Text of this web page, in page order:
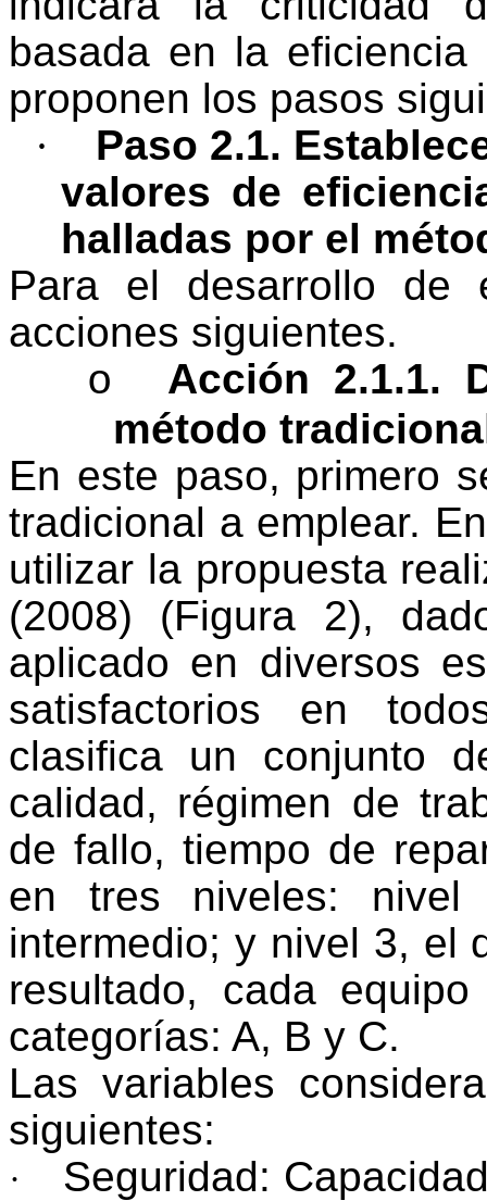
basada en la
proponen los pasos
·
Paso 2.1.
valores de
halladas por el
Para el desarrollo de
acciones siguientes.
o
Acción 2.1.1.
método
En este paso, primero
tradicional a emplear.
utilizar la propuesta
(2008) (Figura 2),
aplicado en diversos
satisfactorios en
clasifica un conjunto
calidad, régimen de
de fallo, tiempo de
en tres niveles:
intermedio; y nivel 3, el
resultado, cada
categorías: A, B y C.
Las variables
siguientes:
·
Seguridad: